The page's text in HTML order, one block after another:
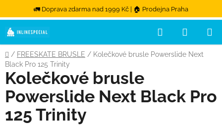
🚛 Doprava zdarma nad 1999 Kč | 🏠 Prodejna Praha
Přejít na obsah
Hledat
Domů
/ FREESKATE BRUSLE / Kolečkové brusle Powerslide Next
Black Pro 125 Trinity
Kolečkové brusle
Powerslide Next Black Pro
125 Trinity